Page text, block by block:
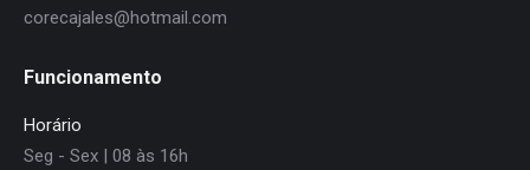
corecajales@hotmail.com
Funcionamento
Horário
Seg - Sex | 08 às 16h